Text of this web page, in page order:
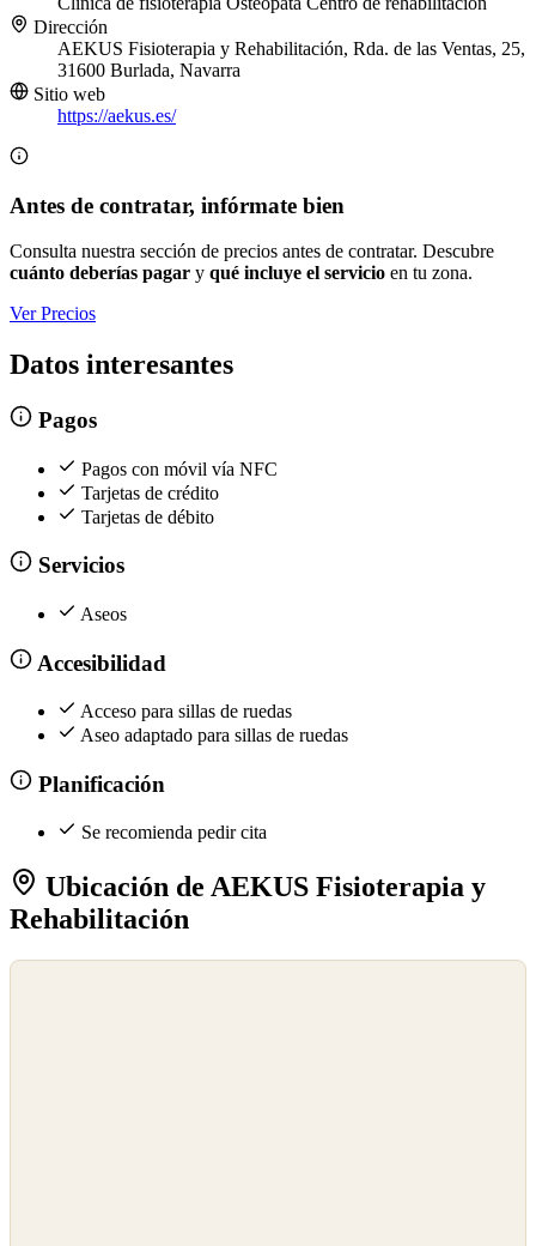
Dirección
AEKUS Fisioterapia y Rehabilitación, Rda. de las Ventas, 25,
31600 Burlada, Navarra
Sitio web
https://aekus.es/
Antes de contratar, infórmate bien
Consulta nuestra sección de precios antes de contratar. Descubre
cuánto deberías pagar y qué incluye el servicio en tu zona.
Ver Precios
Datos interesantes
Pagos
Pagos con móvil vía NFC
Tarjetas de crédito
Tarjetas de débito
Servicios
Aseos
Accesibilidad
Acceso para sillas de ruedas
Aseo adaptado para sillas de ruedas
Planificación
Se recomienda pedir cita
Ubicación de AEKUS Fisioterapia y
Rehabilitación